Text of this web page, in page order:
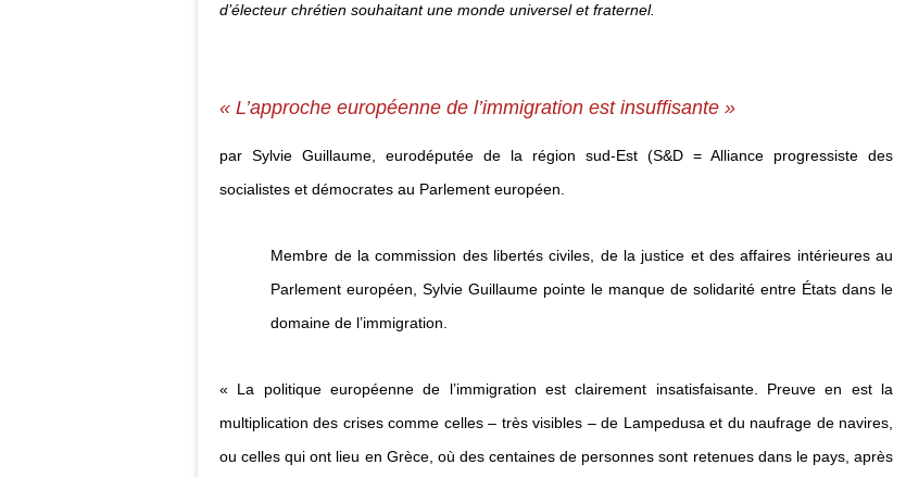
d’électeur chrétien souhaitant une monde universel et fraternel.
« L’approche européenne de l’immigration est insuffisante »
par Sylvie Guillaume, eurodéputée de la région sud-Est (S&D = Alliance progressiste des
socialistes et démocrates au Parlement européen.
Membre de la commission des libertés civiles, de la justice et des affaires intérieures au
Parlement européen, Sylvie Guillaume pointe le manque de solidarité entre États dans le
domaine de l’immigration.
« La politique européenne de l’immigration est clairement insatisfaisante. Preuve en est la
multiplication des crises comme celles – très visibles – de Lampedusa et du naufrage de navires,
ou celles qui ont lieu en Grèce, où des centaines de personnes sont retenues dans le pays, après